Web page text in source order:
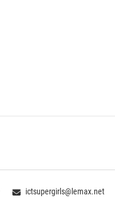
ictsupergirls@lemax.net